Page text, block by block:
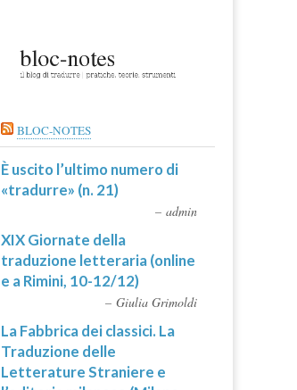
BLOC-NOTES
È uscito l’ultimo numero di
«tradurre» (n. 21)
admin
XIX Giornate della
traduzione letteraria (online
e a Rimini, 10-12/12)
Giulia Grimoldi
La Fabbrica dei classici. La
Traduzione delle
Letterature Straniere e